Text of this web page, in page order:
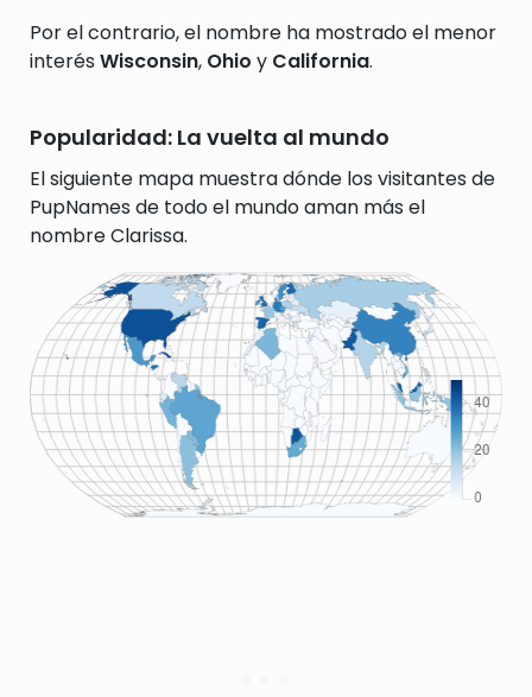
Por el contrario, el nombre ha mostrado el menor
interés Wisconsin, Ohio y California.
Popularidad: La vuelta al mundo
El siguiente mapa muestra dónde los visitantes de
PupNames de todo el mundo aman más el
nombre Clarissa.